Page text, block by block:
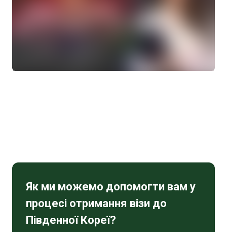
Як ми можемо допомогти вам у
процесі отримання візи до
Південної Кореї?